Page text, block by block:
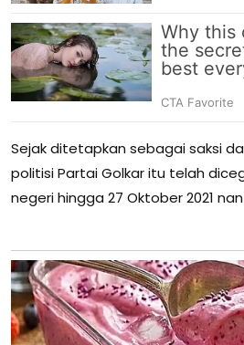
Sejak ditetapkan sebagai saksi
politisi Partai Golkar itu telah
negeri hingga 27 Oktober 2021